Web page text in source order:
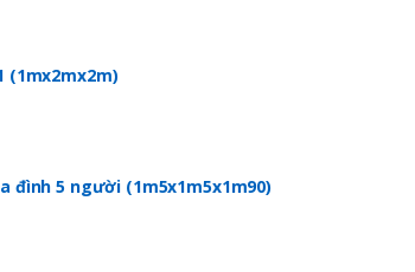
(1mx2mx2m)
đình 5 người (1m5x1m5x1m90)